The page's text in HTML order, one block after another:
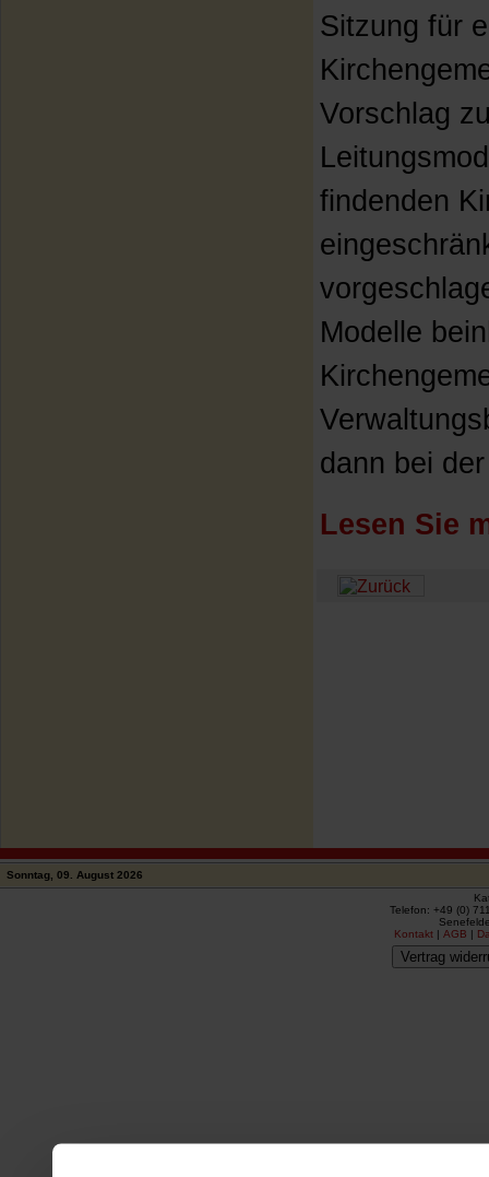
Sitzung für
Vorschlag
findenden
Modelle
dann bei
Lesen Sie
Sonntag, 09. August 2026
Telefon: +49 (0)
Kontakt |AGB |
Vertrag